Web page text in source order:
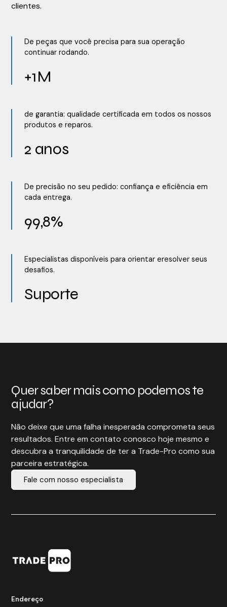
clientes.
De peças que você precisa para sua operação
continuar rodando.
+1M
de garantia: qualidade certificada em todos os nossos
produtos e reparos.
2 anos
De precisão no seu pedido: confiança e eficiência em
cada entrega.
99,8%
Especialistas disponíveis para orientar eresolver seus
desafios.
Suporte
Quer saber mais como podemos te
ajudar?
Não deixe que uma falha inesperada comprometa seus
resultados. Entre em contato conosco hoje mesmo e
descubra a tranquilidade de ter a Trade-Pro como sua
parceira estratégica.
Fale com nosso especialista
Endereço